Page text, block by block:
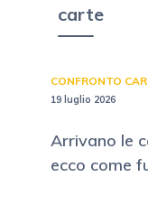
carte
CONFRONTO
19 luglio 2026
Arrivano le
ecco come